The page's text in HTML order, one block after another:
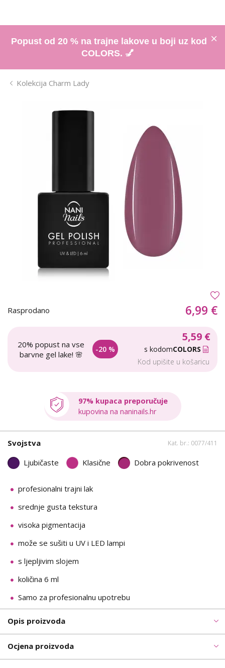
Popust od 20 % na trajne lakove u boji uz kod
COLORS. 💅
Kolekcija Charm Lady
Rasprodano 6,99 €
20% popust na vse
barvne gel lake! 🌸
-20 %
5,59 €
s kodomCOLORS
Kod upišite u košaricu
97% kupaca preporučuje
kupovina na naninails.hr
Svojstva Kat. br.: 0077/411
Ljubičaste Klasične Dobra pokrivenost
profesionalni trajni lak
srednje gusta tekstura
visoka pigmentacija
može se sušiti u UV i LED lampi
s ljepljivim slojem
količina 6 ml
Samo za profesionalnu upotrebu
Opis proizvoda
Ocjena proizvoda